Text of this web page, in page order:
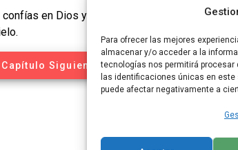
Para ofrecer las mejores
almacenar y/o acceder a la
tecnologías nos permitirá
las identificaciones únicas en
puede afectar negativamente a
en Dios y lo amas con todas tus fuerzas,
Capítulo Siguiente